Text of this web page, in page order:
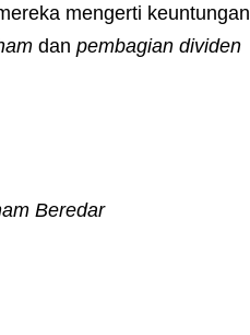
mengerti keuntungan
dan pembagian dividen
Beredar